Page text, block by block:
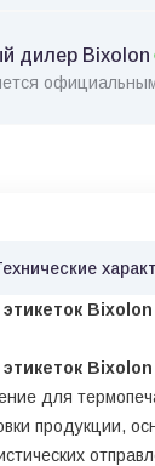
дилер Bixolon
Bixolon
Bixolon
для
продукции,